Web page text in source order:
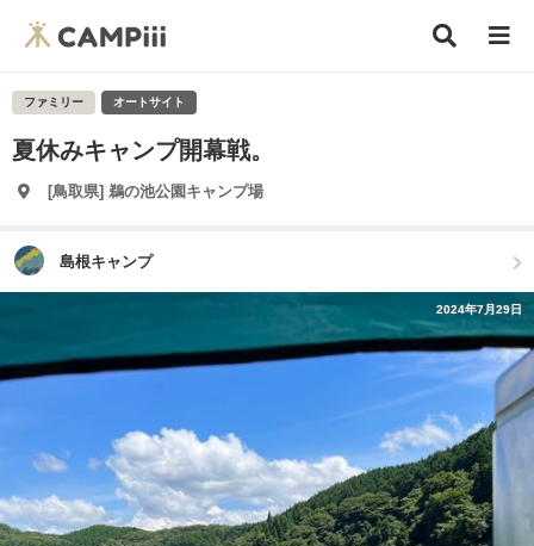
ファミリー オートサイト
夏休みキャンプ開幕戦。
[鳥取県] 鵜の池公園キャンプ場
島根キャンプ
2024年7月29日